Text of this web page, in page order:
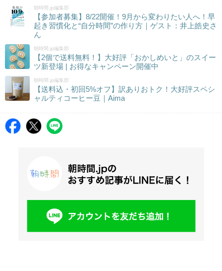
朝時間.jp編集部
【参加者募集】8/22開催！9月から変わりたい人へ！早
起き習慣化と“自分時間”の作り方｜ゲスト：井上皓史さ
ん
朝時間.jp編集部
【2個で送料無料！】大好評「おかしめいと」のスイー
ツ新登場 | お得なキャンペーン開催中
朝時間.jp編集部
【送料込・初回5%オフ】訳ありおトク！大好評スペシ
ャルティコーヒー豆｜Aima